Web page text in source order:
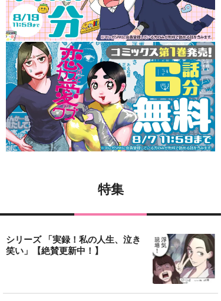
特集
シリーズ 「実録！私の人生、泣き
笑い」【絶賛更新中！】